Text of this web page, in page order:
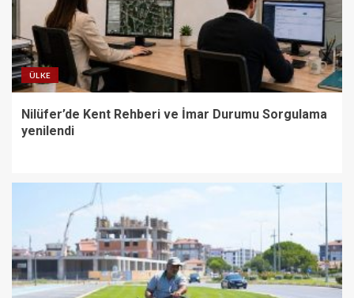
ÜLKE
Nilüfer’de Kent Rehberi ve İmar Durumu Sorgulama
yenilendi